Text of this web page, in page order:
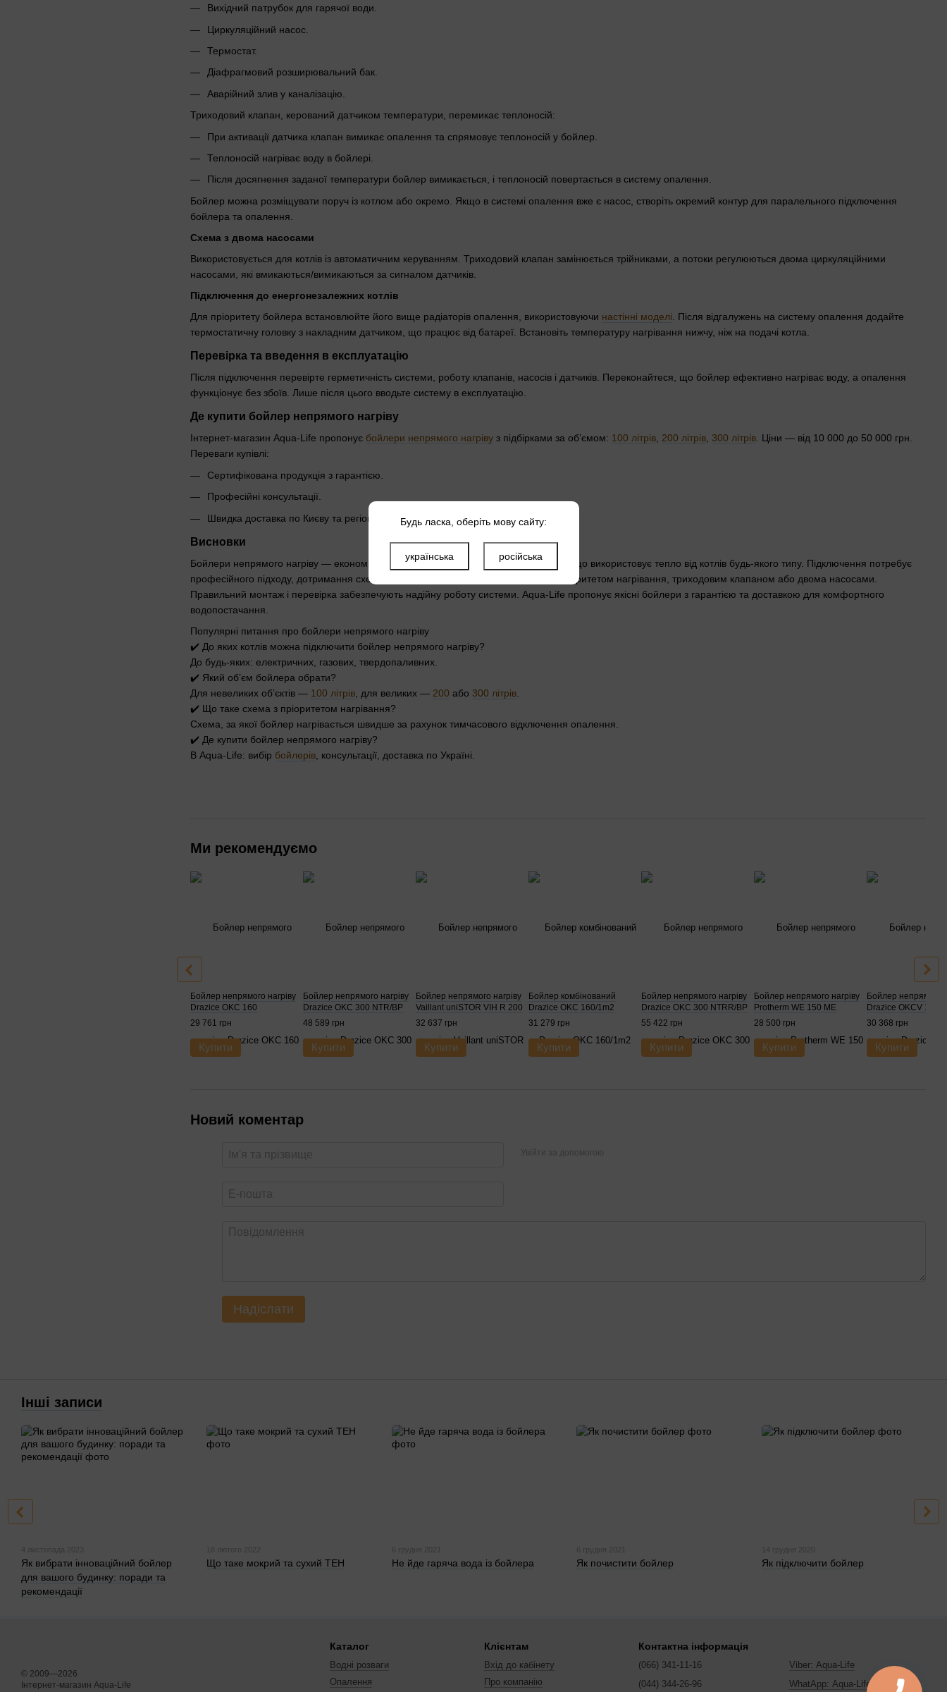
Вихідний патрубок для гарячої води.
Циркуляційний насос.
Термостат.
Діафрагмовий розширювальний бак.
Аварійний злив у каналізацію.
Триходовий клапан, керований датчиком температури, перемикає теплоносій:
При активації датчика клапан вимикає опалення та спрямовує теплоносій у бойлер.
Теплоносій нагріває воду в бойлері.
Після досягнення заданої температури бойлер вимикається, і теплоносій повертається в систему опалення.
Бойлер можна розміщувати поруч із котлом або окремо. Якщо в системі опалення вже є насос, створіть окремий контур для паралельного підключення
бойлера та опалення.
Схема з двома насосами
Використовується для котлів із автоматичним керуванням. Триходовий клапан замінюється трійниками, а потоки регулюються двома циркуляційними
насосами, які вмикаються/вимикаються за сигналом датчиків.
Підключення до енергонезалежних котлів
Для пріоритету бойлера встановлюйте його вище радіаторів опалення, використовуючи настінні моделі. Після відгалужень на систему опалення додайте
термостатичну головку з накладним датчиком, що працює від батареї. Встановіть температуру нагрівання нижчу, ніж на подачі котла.
Перевірка та введення в експлуатацію
Після підключення перевірте герметичність системи, роботу клапанів, насосів і датчиків. Переконайтеся, що бойлер ефективно нагріває воду, а опалення
функціонує без збоїв. Лише після цього вводьте систему в експлуатацію.
Де купити бойлер непрямого нагріву
Інтернет-магазин Aqua-Life пропонує бойлери непрямого нагріву з підбірками за об’ємом: 100 літрів, 200 літрів, 300 літрів. Ціни — від 10 000 до 50 000 грн.
Переваги купівлі:
Сертифікована продукція з гарантією.
Професійні консультації.
Швидка доставка по Києву та регіонах України.
Висновки
Бойлери непрямого нагріву — економічне рішення для гарячого водопостачання, що використовує тепло від котлів будь-якого типу. Підключення потребує
професійного підходу, дотримання схем і нормативів. Оптимальна схема — із пріоритетом нагрівання, триходовим клапаном або двома насосами.
Правильний монтаж і перевірка забезпечують надійну роботу системи. Aqua-Life пропонує якісні бойлери з гарантією та доставкою для комфортного
водопостачання.
Популярні питання про бойлери непрямого нагріву
✔️ До яких котлів можна підключити бойлер непрямого нагріву?
До будь-яких: електричних, газових, твердопаливних.
✔️ Який об’єм бойлера обрати?
Для невеликих об’єктів — 100 літрів , для великих — 200 або 300 літрів
✔️ Що таке схема з пріоритетом нагрівання?
Схема, за якої бойлер нагрівається швидше за рахунок тимчасового відключення опалення.
✔️ Де купити бойлер непрямого нагріву?
В Aqua-Life: вибір бойлерів , консультації, доставка по Україні.
Ми рекомендуємо
Бойлер непрямого нагріву
Drazice OKC 160
29 761 грн
Купити
Бойлер непрямого нагріву
Drazice OKC 300 NTR/BP
48 589 грн
Купити
Бойлер непрямого нагріву
Vaillant uniSTOR VIH R 200
32 637 грн
Купити
Бойлер комбінований
Drazice OKC 160/1m2
31 279 грн
Купити
Бойлер непрямого нагріву
Drazice OKC 300 NTRR/BP
55 422 грн
Купити
Бойлер непрямого нагріву
Protherm WE 150 ME
28 500 грн
Купити
Бойлер непрямого
Drazice OKCV 160
30 368 грн
Купити
Новий коментар
Увійти за допомогою
Надіслати
Інші записи
4 листопада 2023
Як вибрати інноваційний бойлер
для вашого будинку: поради та
рекомендації
18 лютого 2022
Що таке мокрий та сухий ТЕН
6 грудня 2021
Не йде гаряча вода із бойлера
6 грудня 2021
Як почистити бойлер
14 грудня 2020
Як підключити бойлер
© 2009—2026
Інтернет-магазин Aqua-Life
Каталог
Водні розваги
Опалення
Клієнтам
Вхід до кабінету
Про компанію
Контактна інформація
(066) 341-11-16
(044) 344-26-96
Viber: Aqua-Life
WhatApp: Aqua-Life
Будь ласка, оберіть мову сайту:
українська російська